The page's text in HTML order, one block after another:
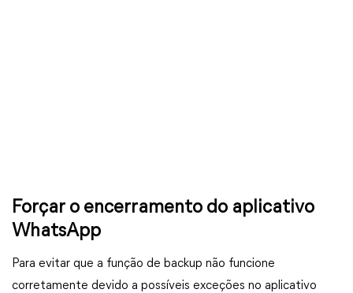
Forçar o encerramento do aplicativo
WhatsApp
Para evitar que a função de backup não funcione
corretamente devido a possíveis exceções no aplicativo